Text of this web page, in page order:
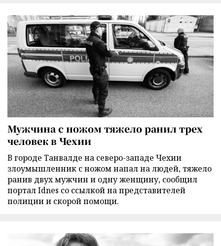
Мужчина с ножом тяжело ранил трех
человек в Чехии
В городе Танвалде на северо-западе Чехии
злоумышленник с ножом напал на людей, тяжело
ранив двух мужчин и одну женщину, сообщил
портал Idnes со ссылкой на представителей
полиции и скорой помощи.